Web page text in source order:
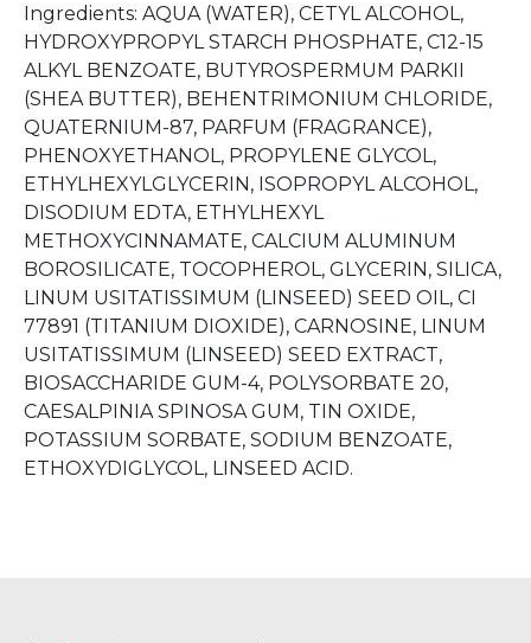
Ingredients: AQUA (WATER), CETYL ALCOHOL,
HYDROXYPROPYL STARCH PHOSPHATE, C12-15
ALKYL BENZOATE, BUTYROSPERMUM PARKII
(SHEA BUTTER), BEHENTRIMONIUM CHLORIDE,
QUATERNIUM-87, PARFUM (FRAGRANCE),
PHENOXYETHANOL, PROPYLENE GLYCOL,
ETHYLHEXYLGLYCERIN, ISOPROPYL ALCOHOL,
DISODIUM EDTA, ETHYLHEXYL
METHOXYCINNAMATE, CALCIUM ALUMINUM
BOROSILICATE, TOCOPHEROL, GLYCERIN, SILICA,
LINUM USITATISSIMUM (LINSEED) SEED OIL, CI
77891 (TITANIUM DIOXIDE), CARNOSINE, LINUM
USITATISSIMUM (LINSEED) SEED EXTRACT,
BIOSACCHARIDE GUM-4, POLYSORBATE 20,
CAESALPINIA SPINOSA GUM, TIN OXIDE,
POTASSIUM SORBATE, SODIUM BENZOATE,
ETHOXYDIGLYCOL, LINSEED ACID.